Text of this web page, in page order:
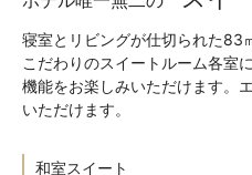
寝室とリビングが仕切られた83
こだわりのスイートルーム各室
機能をお楽しみいただけます。
いただけます。
和室スイート